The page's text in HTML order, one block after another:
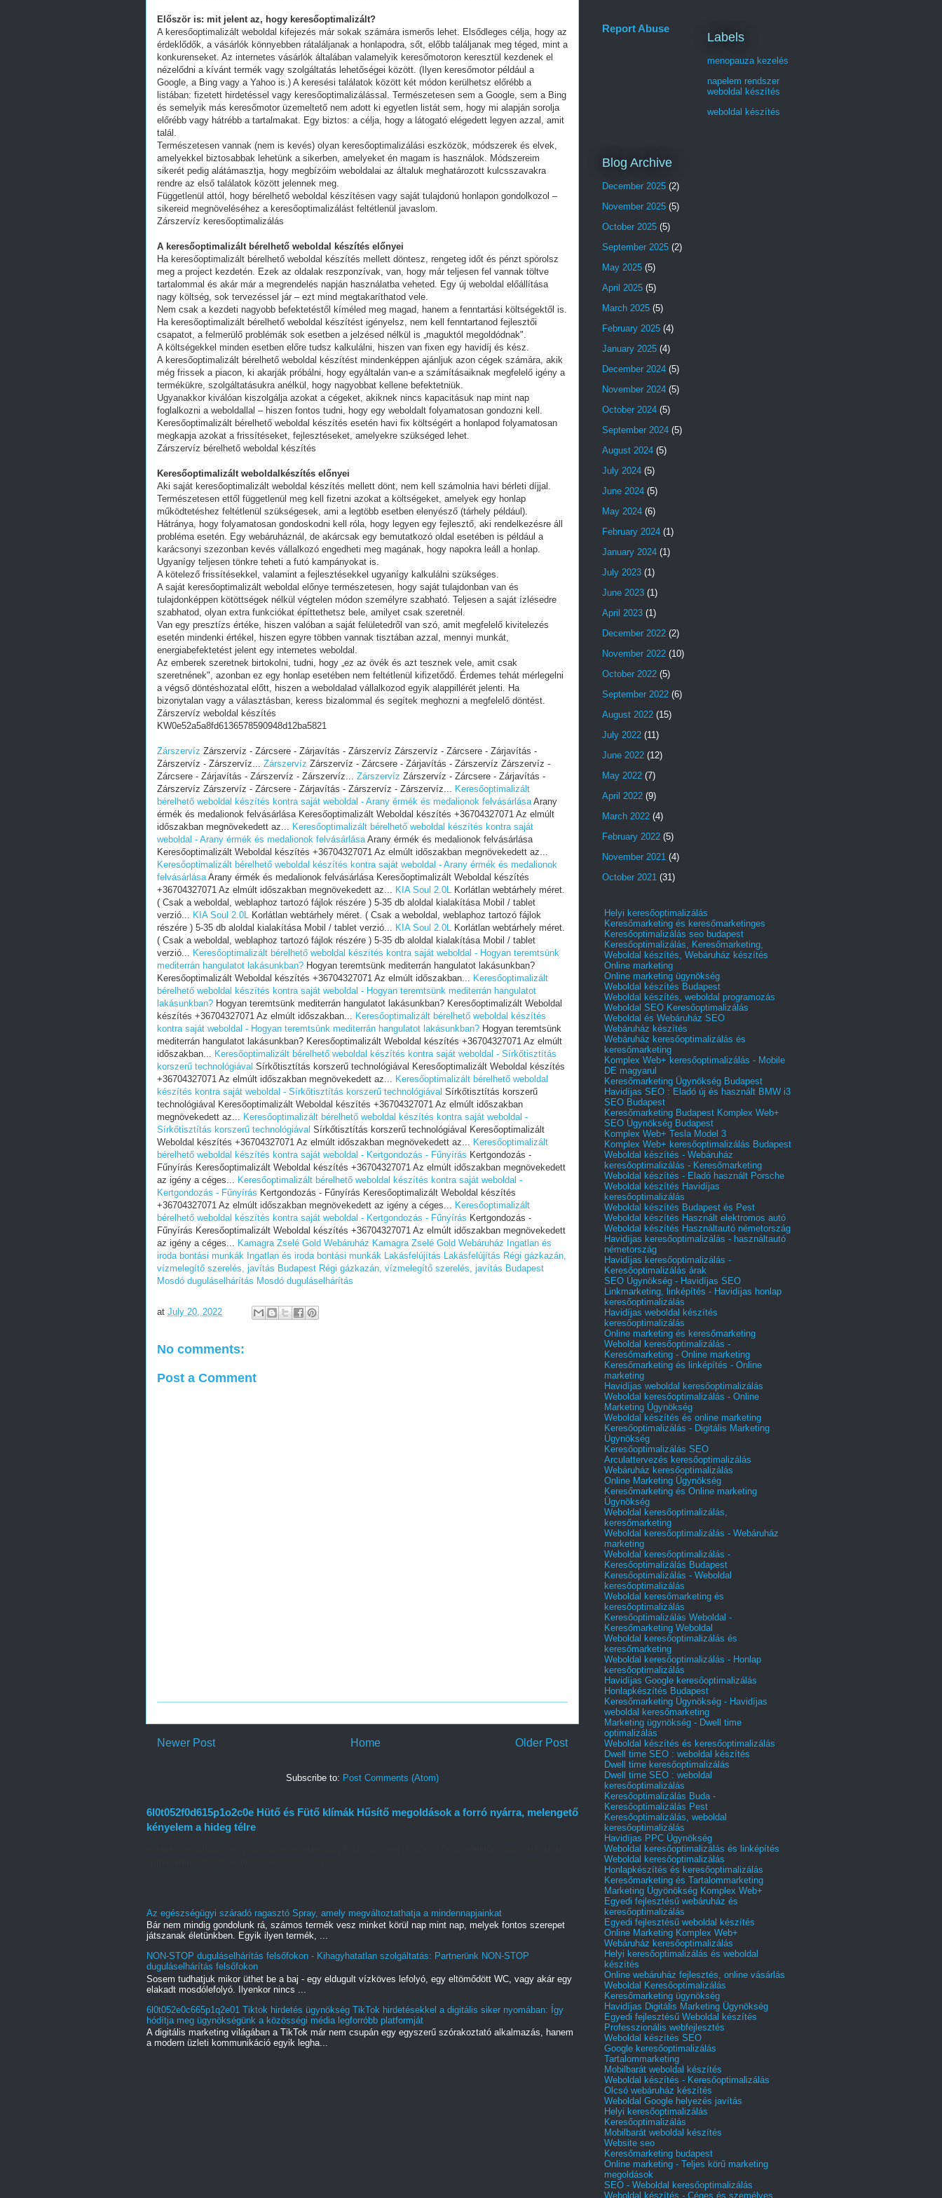
Először is: mit jelent az, hogy keresőoptimalizált?
A keresőoptimalizált weboldal kifejezés már sokak számára ismerős lehet. Elsődleges célja, hogy az
érdeklődők, a vásárlók könnyebben rátaláljanak a honlapodra, sőt, előbb találjanak meg téged, mint a
konkurenseket. Az internetes vásárlók általában valamelyik keresőmotoron keresztül kezdenek el
nézelődni a kívánt termék vagy szolgáltatás lehetőségei között. (Ilyen keresőmotor például a
Google, a Bing vagy a Yahoo is.) A keresési találatok között két módon kerülhetsz előrébb a
listában: fizetett hirdetéssel vagy keresőoptimalizálással. Természetesen sem a Google, sem a Bing
és semelyik más keresőmotor üzemeltető nem adott ki egyetlen listát sem, hogy mi alapján sorolja
előrébb vagy hátrébb a tartalmakat. Egy biztos: a célja, hogy a látogató elégedett legyen azzal, amit
talál.
Természetesen vannak (nem is kevés) olyan keresőoptimalizálási eszközök, módszerek és elvek,
amelyekkel biztosabbak lehetünk a sikerben, amelyeket én magam is használok. Módszereim
sikerét pedig alátámasztja, hogy megbízóim weboldalai az általuk meghatározott kulcsszavakra
rendre az első találatok között jelennek meg.
Függetlenül attól, hogy bérelhető weboldal készítésen vagy saját tulajdonú honlapon gondolkozol –
sikereid megnöveléséhez a keresőoptimalizálást feltétlenül javaslom.
Zárszervíz keresőoptimalizálás
A keresőoptimalizált bérelhető weboldal készítés előnyei
Ha keresőoptimalizált bérelhető weboldal készítés mellett döntesz, rengeteg időt és pénzt spórolsz
meg a project kezdetén. Ezek az oldalak reszponzívak, van, hogy már teljesen fel vannak töltve
tartalommal és akár már a megrendelés napján használatba veheted. Egy új weboldal előállítása
nagy költség, sok tervezéssel jár – ezt mind megtakaríthatod vele.
Nem csak a kezdeti nagyobb befektetéstől kíméled meg magad, hanem a fenntartási költségektől is.
Ha keresőoptimalizált bérelhető weboldal készítést igényelsz, nem kell fenntartanod fejlesztői
csapatot, a felmerülő problémák sok esetben a jelzésed nélkül is „maguktól megoldódnak".
A költségekkel minden esetben előre tudsz kalkulálni, hiszen van fixen egy havidíj és kész.
A keresőoptimalizált bérelhető weboldal készítést mindenképpen ajánljuk azon cégek számára, akik
még frissek a piacon, ki akarják próbálni, hogy egyáltalán van-e a számításaiknak megfelelő igény a
termékükre, szolgáltatásukra anélkül, hogy nagyobbat kellene befektetniük.
Ugyanakkor kiválóan kiszolgálja azokat a cégeket, akiknek nincs kapacitásuk nap mint nap
foglalkozni a weboldallal – hiszen fontos tudni, hogy egy weboldalt folyamatosan gondozni kell.
Keresőoptimalizált bérelhető weboldal készítés esetén havi fix költségért a honlapod folyamatosan
megkapja azokat a frissítéseket, fejlesztéseket, amelyekre szükséged lehet.
Zárszervíz bérelhető weboldal készítés
Keresőoptimalizált weboldalkészítés előnyei
Aki saját keresőoptimalizált weboldal készítés mellett dönt, nem kell számolnia havi bérleti díjjal.
Természetesen ettől függetlenül meg kell fizetni azokat a költségeket, amelyek egy honlap
működtetéshez feltétlenül szükségesek, ami a legtöbb esetben elenyésző (tárhely például).
Hátránya, hogy folyamatosan gondoskodni kell róla, hogy legyen egy fejlesztő, aki rendelkezésre áll
probléma esetén. Egy webáruháznál, de akárcsak egy bemutatkozó oldal esetében is például a
karácsonyi szezonban kevés vállalkozó engedheti meg magának, hogy napokra leáll a honlap.
Ugyanígy teljesen tönkre teheti a futó kampányokat is.
A kötelező frissítésekkel, valamint a fejlesztésekkel ugyanígy kalkulálni szükséges.
A saját keresőoptimalizált weboldal előnye természetesen, hogy saját tulajdonban van és
tulajdonképpen kötöttségek nélkül végtelen módon személyre szabható. Teljesen a saját ízlésedre
szabhatod, olyan extra funkciókat építtethetsz bele, amilyet csak szeretnél.
Van egy presztízs értéke, hiszen valóban a saját felületedről van szó, amit megfelelő kivitelezés
esetén mindenki értékel, hiszen egyre többen vannak tisztában azzal, mennyi munkát,
energiabefektetést jelent egy internetes weboldal.
Az emberek szeretnek birtokolni, tudni, hogy „ez az övék és azt tesznek vele, amit csak
szeretnének", azonban ez egy honlap esetében nem feltétlenül kifizetődő. Érdemes tehát mérlegelni
a végső döntéshozatal előtt, hiszen a weboldalad vállalkozod egyik alappillérét jelenti. Ha
bizonytalan vagy a választásban, keress bizalommal és segítek meghozni a megfelelő döntést.
Zárszervíz weboldal készítés
KW0e52a5a8fd6136578590948d12ba5821
Zárszervíz Zárszervíz - Zárcsere - Zárjavítás - Zárszervíz Zárszervíz - Zárcsere - Zárjavítás -
Zárszervíz - Zárszervíz... Zárszervíz Zárszervíz - Zárcsere - Zárjavítás - Zárszervíz Zárszervíz -
Zárcsere - Zárjavítás - Zárszervíz - Zárszervíz... Zárszervíz Zárszervíz - Zárcsere - Zárjavítás -
Zárszervíz Zárszervíz - Zárcsere - Zárjavítás - Zárszervíz - Zárszervíz... Keresőoptimalizált
bérelhető weboldal készítés kontra saját weboldal - Arany érmék és medalionok felvásárlásaArany
érmék és medalionok felvásárlása Keresőoptimalizált Weboldal készítés +36704327071 Az elmúlt
időszakban megnövekedett az... Keresőoptimalizált bérelhető weboldal készítés kontra saját
weboldal - Arany érmék és medalionok felvásárlásaArany érmék és medalionok felvásárlása
Keresőoptimalizált Weboldal készítés +36704327071 Az elmúlt időszakban megnövekedett az...
Keresőoptimalizált bérelhető weboldal készítés kontra saját weboldal - Arany érmék és medalionok
felvásárlásaArany érmék és medalionok felvásárlása Keresőoptimalizált Weboldal készítés
+36704327071 Az elmúlt időszakban megnövekedett az... KIA Soul 2.0L Korlátlan webtárhely méret.
( Csak a weboldal, weblaphoz tartozó fájlok részére ) 5-35 db aloldal kialakítása Mobil / tablet
verzió... KIA Soul 2.0L Korlátlan webtárhely méret. ( Csak a weboldal, weblaphoz tartozó fájlok
részére ) 5-35 db aloldal kialakítása Mobil / tablet verzió... KIA Soul 2.0L Korlátlan webtárhely méret.
( Csak a weboldal, weblaphoz tartozó fájlok részére ) 5-35 db aloldal kialakítása Mobil / tablet
verzió... Keresőoptimalizált bérelhető weboldal készítés kontra saját weboldal - Hogyan teremtsünk
mediterrán hangulatot lakásunkban? Hogyan teremtsünk mediterrán hangulatot lakásunkban?
Keresőoptimalizált Weboldal készítés +36704327071 Az elmúlt időszakban... Keresőoptimalizált
bérelhető weboldal készítés kontra saját weboldal - Hogyan teremtsünk mediterrán hangulatot
lakásunkban? Hogyan teremtsünk mediterrán hangulatot lakásunkban? Keresőoptimalizált Weboldal
készítés +36704327071 Az elmúlt időszakban... Keresőoptimalizált bérelhető weboldal készítés
kontra saját weboldal - Hogyan teremtsünk mediterrán hangulatot lakásunkban? Hogyan teremtsünk
mediterrán hangulatot lakásunkban? Keresőoptimalizált Weboldal készítés +36704327071 Az elmúlt
időszakban... Keresőoptimalizált bérelhető weboldal készítés kontra saját weboldal - Sírkőtisztítás
korszerű technológiával Sírkőtisztítás korszerű technológiával Keresőoptimalizált Weboldal készítés
+36704327071 Az elmúlt időszakban megnövekedett az... Keresőoptimalizált bérelhető weboldal
készítés kontra saját weboldal - Sírkőtisztítás korszerű technológiával Sírkőtisztítás korszerű
technológiával Keresőoptimalizált Weboldal készítés +36704327071 Az elmúlt időszakban
megnövekedett az... Keresőoptimalizált bérelhető weboldal készítés kontra saját weboldal -
Sírkőtisztítás korszerű technológiával Sírkőtisztítás korszerű technológiával Keresőoptimalizált
Weboldal készítés +36704327071 Az elmúlt időszakban megnövekedett az... Keresőoptimalizált
bérelhető weboldal készítés kontra saját weboldal - Kertgondozás - Fűnyírás Kertgondozás -
Fűnyírás Keresőoptimalizált Weboldal készítés +36704327071 Az elmúlt időszakban megnövekedett
az igény a céges... Keresőoptimalizált bérelhető weboldal készítés kontra saját weboldal -
Kertgondozás - Fűnyírás Kertgondozás - Fűnyírás Keresőoptimalizált Weboldal készítés
+36704327071 Az elmúlt időszakban megnövekedett az igény a céges... Keresőoptimalizált
bérelhető weboldal készítés kontra saját weboldal - Kertgondozás - Fűnyírás Kertgondozás -
Fűnyírás Keresőoptimalizált Weboldal készítés +36704327071 Az elmúlt időszakban megnövekedett
az igény a céges... Kamagra Zselé Gold Webáruház Kamagra Zselé Gold Webáruház Ingatlan és
iroda bontási munkák Ingatlan és iroda bontási munkák Lakásfelújítás Lakásfelújítás Régi gázkazán,
vízmelegítő szerelés, javítás Budapest Régi gázkazán, vízmelegítő szerelés, javítás Budapest
Mosdó duguláselhárítás Mosdó duguláselhárítás
at July 20, 2022
No comments:
Post a Comment
Newer Post Older Post
Home
Subscribe to: Post Comments (Atom)
6l0t052f0d615p1o2c0e Hütő és Fütő klímák Hűsítő megoldások a forró nyárra, melengető
kényelem a hideg télre
Az egészségügyi száradó ragasztó Spray, amely megváltoztathatja a mindennapjainkat
Bár nem mindig gondolunk rá, számos termék vesz minket körül nap mint nap, melyek fontos szerepet
játszanak életünkben. Egyik ilyen termék, ...
NON-STOP duguláselhárítás felsőfokon - Kihagyhatatlan szolgáltatás: Partnerünk NON-STOP
duguláselhárítás felsőfokon
Sosem tudhatjuk mikor üthet be a baj - egy eldugult vízköves lefolyó, egy eltömődött WC, vagy akár egy
elakadt mosdólefolyó. Ilyenkor nincs ...
6l0t052e0c665p1q2e01 Tiktok hirdetés ügynökség TikTok hirdetésekkel a digitális siker nyomában: Így
hódítja meg ügynökségünk a közösségi média legforróbb platformját
A digitális marketing világában a TikTok már nem csupán egy egyszerű szórakoztató alkalmazás, hanem
a modern üzleti kommunikáció egyik legha...
Report Abuse
Labels
menopauza kezelés
napelem rendszer
weboldal készítés
weboldal készítés
Blog Archive
December 2025 (2)
November 2025 (5)
October 2025 (5)
September 2025 (2)
May 2025 (5)
April 2025 (5)
March 2025 (5)
February 2025 (4)
January 2025 (4)
December 2024 (5)
November 2024 (5)
October 2024 (5)
September 2024 (5)
August 2024 (5)
July 2024 (5)
June 2024 (5)
May 2024 (6)
February 2024 (1)
January 2024 (1)
July 2023 (1)
June 2023 (1)
April 2023 (1)
December 2022 (2)
November 2022 (10)
October 2022 (5)
September 2022 (6)
August 2022 (15)
July 2022 (11)
June 2022 (12)
May 2022 (7)
April 2022 (9)
March 2022 (4)
February 2022 (5)
November 2021 (4)
October 2021 (31)
Helyi keresőoptimalizálás
Keresőmarketing és keresőmarketinges
Keresőoptimalizálás seo budapest
Keresőoptimalizálás, Keresőmarketing,
Weboldal készítés, Webáruház készítés
Online marketing
Online marketing ügynökség
Weboldal készítés Budapest
Weboldal készítés, weboldal programozás
Weboldal SEO Keresőoptimalizálás
Weboldal és Webáruház SEO
Webáruház készítés
Webáruház keresőoptimalizálás és
keresőmarketing
Komplex Web+ keresőoptimalizálás - Mobile
DE magyarul
Keresőmarketing Ügynökség Budapest
Havidíjas SEO : Eladó új és használt BMW i3
SEO Budapest
Keresőmarketing Budapest Komplex Web+
SEO Ügynökség Budapest
Komplex Web+ Tesla Model 3
Komplex Web+ keresőoptimalizálás Budapest
Weboldal készítés - Webáruház
keresőoptimalizálás - Keresőmarketing
Weboldal készítés - Eladó használt Porsche
Weboldal készítés Havidíjas
keresőoptimalizálás
Weboldal készítés Budapest és Pest
Weboldal készítés Használt elektromos autó
Weboldal készítés Használtautó németország
Havidíjas keresőoptimalizálás - használtautó
németország
Havidíjas keresőoptimalizálás -
Keresőoptimalizálás árak
SEO Ügynökség - Havidíjas SEO
Linkmarketing, linképítés - Havidíjas honlap
keresőoptimalizálás
Havidíjas weboldal készítés
keresőoptimalizálás
Online marketing és keresőmarketing
Weboldal keresőoptimalizálás -
Keresőmarketing - Online marketing
Keresőmarketing és linképítés - Online
marketing
Havidíjas weboldal keresőoptimalizálás
Weboldal keresőoptimalizálás - Online
Marketing Ügynökség
Weboldal készítés és online marketing
Keresőoptimalizálás - Digitális Marketing
Ügynökség
Keresőoptimalizálás SEO
Arculattervezés keresőoptimalizálás
Webáruház keresőoptimalizálás
Online Marketing Ügynökség
Keresőmarketing és Online marketing
Ügynökség
Weboldal keresőoptimalizálás,
keresőmarketing
Weboldal keresőoptimalizálás - Webáruház
marketing
Weboldal keresőoptimalizálás -
Keresőoptimalizálás Budapest
Keresőoptimalizálás - Weboldal
keresőoptimalizálás
Weboldal keresőmarketing és
keresőoptimalizálás
Keresőoptimalizálás Weboldal -
Keresőmarketing Weboldal
Weboldal keresőoptimalizálás és
keresőmarketing
Weboldal keresőoptimalizálás - Honlap
keresőoptimalizálás
Havidíjas Google keresőoptimalizálás
Honlapkészítés Budapest
Keresőmarketing Ügynökség - Havidíjas
weboldal keresőmarketing
Marketing ügynökség - Dwell time
optimalizálás
Weboldal készítés és keresőoptimalizálás
Dwell time SEO : weboldal készítés
Dwell time keresőoptimalizálás
Dwell time SEO : weboldal
keresőoptimalizálás
Keresőoptimalizálás Buda -
Keresőoptimalizálás Pest
Keresőoptimalizálás, weboldal
keresőoptimalizálás
Havidíjas PPC Ügynökség
Weboldal keresőoptimalizálás és linképítés
Weboldal keresőoptimalizálás
Honlapkészítés és keresőoptimalizálás
Keresőmarketing és Tartalommarketing
Marketing Ügyönökség Komplex Web+
Egyedi fejlesztésű webáruház és
keresőoptimalizálás
Egyedi fejlesztésű weboldal készítés
Online Marketing Komplex Web+
Webáruház keresőoptimalizálás
Helyi keresőoptimalizálás és weboldal
készítés
Online webáruház fejlesztés, online vásárlás
Weboldal Keresőoptimalizálás
Keresőmarketing ügynökség
Havidíjas Digitális Marketing Ügynökség
Egyedi fejlesztésű Weboldal készítés
Professzionális webfejlesztés
Weboldal készítés SEO
Google keresőoptimalizálás
Tartalommarketing
Mobilbarát weboldal készítés
Weboldal készítés - Keresőoptimalizálás
Olcsó webáruház készítés
Weboldal Google helyezés javítás
Helyi keresőoptimalizálás
Keresőoptimalizálás
Mobilbarát weboldal készítés
Website seo
Keresőmarketing budapest
Online marketing - Teljes körű marketing
megoldások
SEO - Weboldal keresőoptimalizálás
Weboldal készítés - Céges és személyes